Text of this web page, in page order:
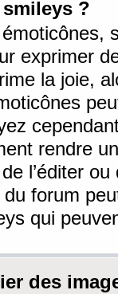
?
exprimer
la joie,
rendre
l’éditer
du forum
qui
des